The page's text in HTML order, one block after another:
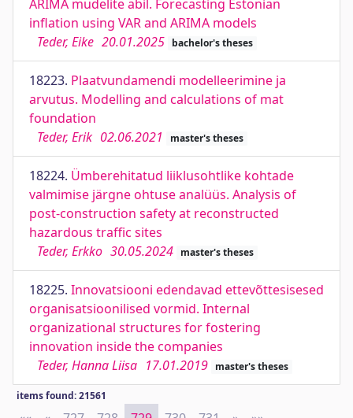
ARIMA mudelite abil. Forecasting Estonian
inflation using VAR and ARIMA models
Teder, Eike 20.01.2025 bachelor's theses
18223. Plaatvundamendi modelleerimine ja
arvutus. Modelling and calculations of mat
foundation
Teder, Erik 02.06.2021 master's theses
18224. Ümberehitatud liiklusohtlike kohtade
valmimise järgne ohtuse analüüs. Analysis of
post-construction safety at reconstructed
hazardous traffic sites
Teder, Erkko 30.05.2024 master's theses
18225. Innovatsiooni edendavad ettevõttesisesed
organisatsioonilised vormid. Internal
organizational structures for fostering
innovation inside the companies
Teder, Hanna Liisa 17.01.2019 master's theses
items found: 21561